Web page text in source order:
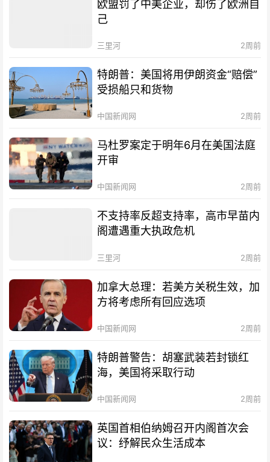
欧盟罚了中美企业，却伤了欧洲自
己
三里河 2周前
特朗普：美国将用伊朗资金“赔偿”
受损船只和货物
中国新闻网 2周前
马杜罗案定于明年6月在美国法庭
开审
中国新闻网 2周前
不支持率反超支持率，高市早苗内
阁遭遇重大执政危机
三里河 2周前
加拿大总理：若美方关税生效，加
方将考虑所有回应选项
中国新闻网 2周前
特朗普警告：胡塞武装若封锁红
海，美国将采取行动
中国新闻网 2周前
英国首相伯纳姆召开内阁首次会
议：纾解民众生活成本